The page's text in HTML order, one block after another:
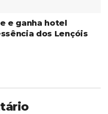
e ganha hotel
dos Lençóis